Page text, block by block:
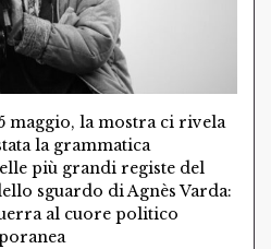
maggio, la mostra ci rivela
la grammatica
più grandi registe del
sguardo di Agnès Varda:
al cuore politico